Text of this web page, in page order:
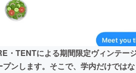
・TENTによる期間限定ヴィンテー
ンします。そこで、学内だけでは